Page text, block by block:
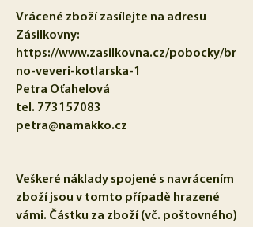
Vrácené zboží zasílejte na adresu
Zásilkovny:
https://www.zasilkovna.cz/pobocky/br
no-veveri-kotlarska-1
Petra Oťahelová
tel. 773157083
petra@namakko.cz
Veškeré náklady spojené s navrácením
zboží jsou v tomto případě hrazené
vámi. Částku za zboží (vč. poštovného)